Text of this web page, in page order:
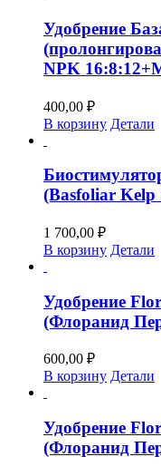
Удобрение
NPK
400,00 ₽
В корзину Детали
(Basfoliar Kelp
1 700,00 ₽
В корзину Детали
Удобрение
(Флоранид
600,00 ₽
В корзину Детали
Удобрение
(Флоранид